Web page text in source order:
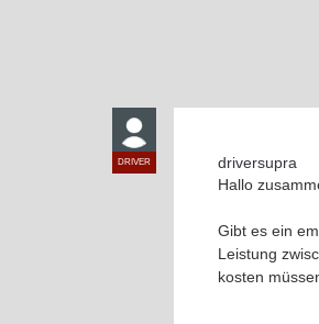
DRIVER driversupra
Hallo
Gibt es ein
Leistung
kosten